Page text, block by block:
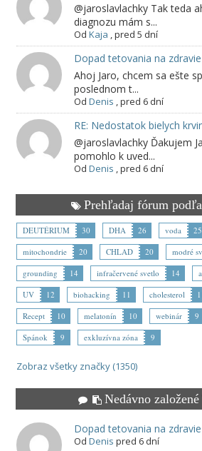
@jaroslavlachky Tak teda
diagnozu mám s...
Od Kaja ,pred 5 dní
Dopad tetovania na
Ahoj Jaro, chcem sa ešte
poslednom t...
Od Denis ,pred 6 dní
RE: Nedostatok bielych
@jaroslavlachky Ďakujem
pomohlo k uved...
Od Denis ,pred 6 dní
Prehľadaj fórum
DEUTÉRIUM 30 DHA 26 voda 25
mitochondrie
20 CHLAD 20 modré
grounding
14 infračervené svetlo 14
UV
12 biohacking 11 cholesterol
Recept
10 melatonín 10 webinár 9
Spánok
9 exkluzívna zóna 9
Zobraz všetky značky (1350)
Nedávno
Dopad tetovania na
Od Denis pred 6 dní